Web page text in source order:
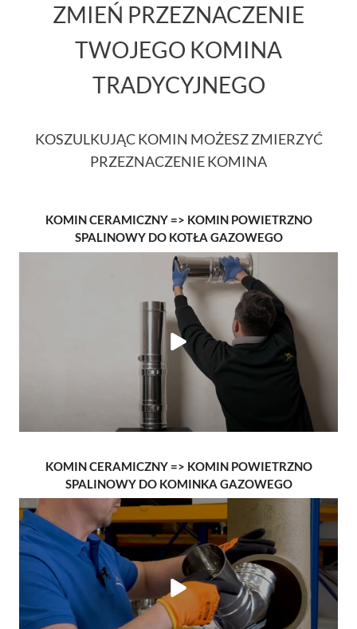
ZMIEŃ PRZEZNACZENIE
TWOJEGO KOMINA
TRADYCYJNEGO
KOSZULKUJĄC KOMIN MOŻESZ ZMIERZYĆ
PRZEZNACZENIE KOMINA
KOMIN CERAMICZNY => KOMIN POWIETRZNO
SPALINOWY DO KOTŁA GAZOWEGO
KOMIN CERAMICZNY => KOMIN POWIETRZNO
SPALINOWY DO KOMINKA GAZOWEGO